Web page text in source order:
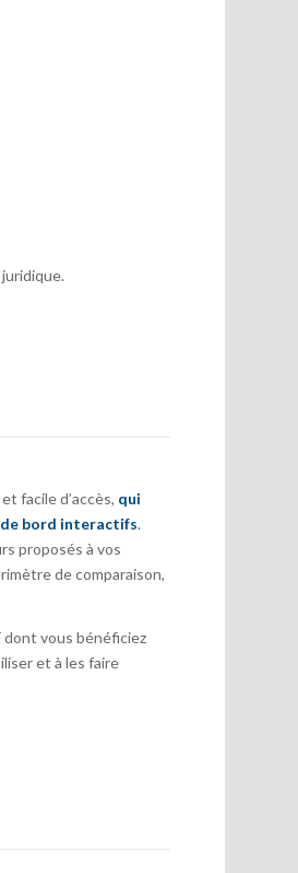
facile d’accès, qui
bord interactifs.
proposés à vos
de comparaison,
dont vous bénéficiez
et à les faire